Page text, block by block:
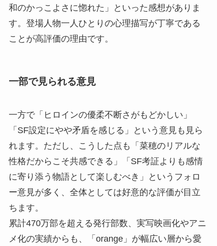
和のかっこよさに惚れた」といった感想がありま
す。登場人物一人ひとりの心理描写が丁寧である
ことが高評価の理由です。
一部で見られる意見
一方で「ヒロインの優柔不断さがもどかしい」
「SF設定にやや矛盾を感じる」という意見も見ら
れます。ただし、こうした点も「菜穂のリアルな
性格だからこそ共感できる」「SF考証よりも感情
に寄り添う物語として楽しむべき」というフォロ
ー意見が多く、全体としては好意的な評価が目立
ちます。
累計470万部を超える発行部数、実写映画化やアニ
メ化の実績からも、「orange」が幅広い層から愛